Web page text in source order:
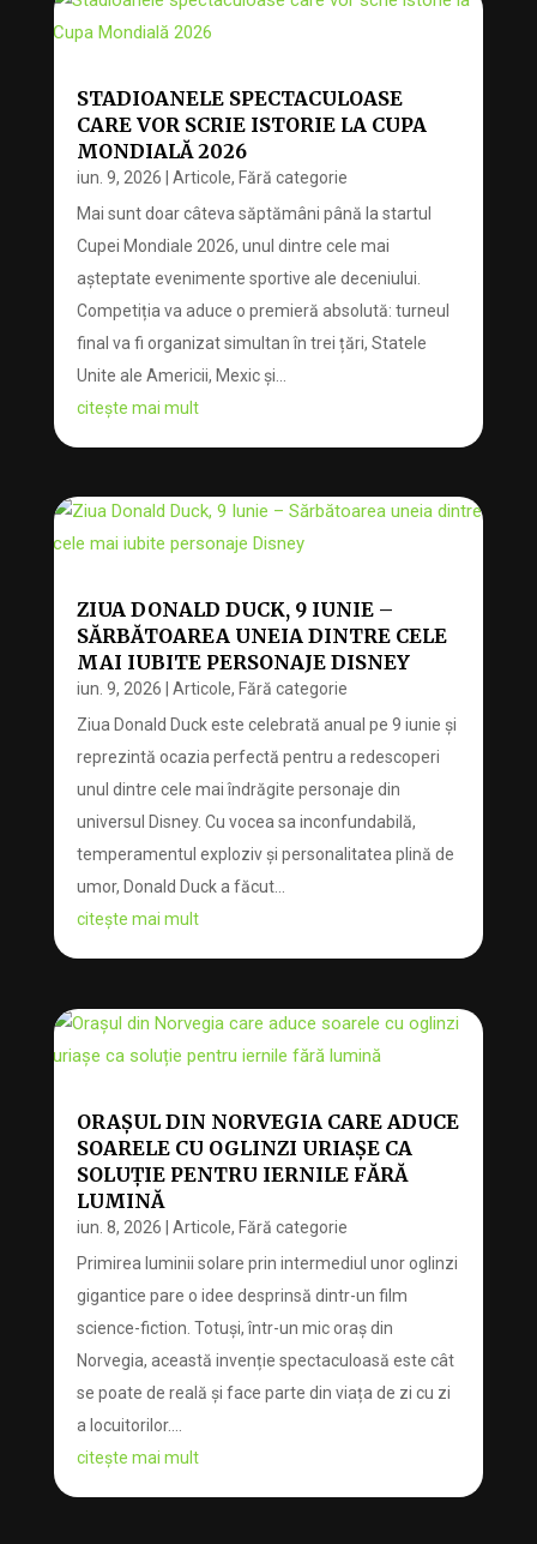
STADIOANELE SPECTACULOASE
CARE VOR SCRIE ISTORIE LA CUPA
MONDIALĂ 2026
iun. 9, 2026 Articole, Fără categorie
Mai sunt doar câteva săptămâni până la startul
Cupei Mondiale 2026, unul dintre cele mai
așteptate evenimente sportive ale deceniului.
Competiția va aduce o premieră absolută: turneul
final va fi organizat simultan în trei țări, Statele
Unite ale Americii, Mexic și...
citește mai mult
ZIUA DONALD DUCK, 9 IUNIE –
SĂRBĂTOAREA UNEIA DINTRE CELE
MAI IUBITE PERSONAJE DISNEY
iun. 9, 2026 Articole, Fără categorie
Ziua Donald Duck este celebrată anual pe 9 iunie și
reprezintă ocazia perfectă pentru a redescoperi
unul dintre cele mai îndrăgite personaje din
universul Disney. Cu vocea sa inconfundabilă,
temperamentul exploziv și personalitatea plină de
umor, Donald Duck a făcut...
citește mai mult
ORAȘUL DIN NORVEGIA CARE ADUCE
SOARELE CU OGLINZI URIAȘE CA
SOLUȚIE PENTRU IERNILE FĂRĂ
LUMINĂ
iun. 8, 2026 | Articole, Fără categorie
Primirea luminii solare prin intermediul unor oglinzi
gigantice pare o idee desprinsă dintr-un film
science-fiction. Totuși, într-un mic oraș din
Norvegia, această invenție spectaculoasă este cât
se poate de reală și face parte din viața de zi cu zi
a locuitorilor....
citește mai mult